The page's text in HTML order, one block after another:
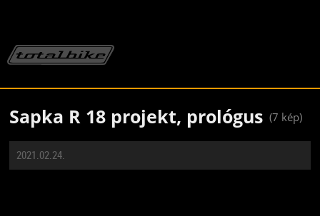
Sapka R 18 projekt, prológus (7 kép)
2021.02.24.